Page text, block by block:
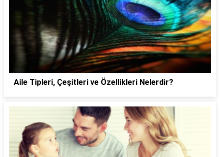
Aile Tipleri, Çeşitleri ve Özellikleri Nelerdir?